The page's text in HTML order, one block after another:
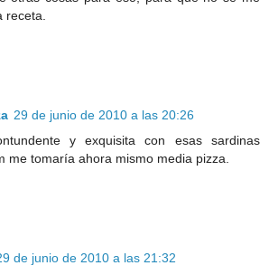
receta.
29 de junio de 2010 a las 20:26
y exquisita con esas sardinas
me tomaría ahora mismo media pizza.
de junio de 2010 a las 21:32